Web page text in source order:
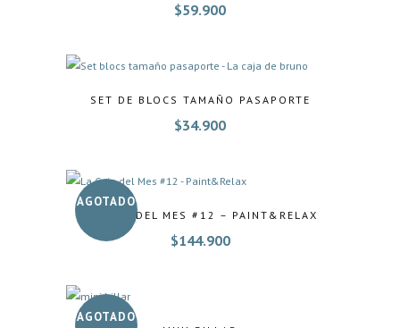
$59.900
SET DE BLOCS TAMAÑO PASAPORTE
$34.900
AGOTADO
LA CAJA DEL MES #12 – PAINT&RELAX
$144.900
AGOTADO